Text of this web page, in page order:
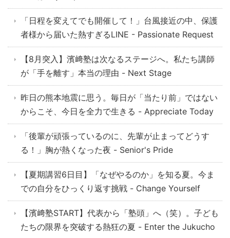
「日程を変えてでも開催して！」台風接近の中、保護
者様から届いた熱すぎるLINE - Passionate Request
【8月突入】濱﨑塾は次なるステージへ。私たち講師
が「手を離す」本当の理由 - Next Stage
昨日の熊本地震に思う。毎日が「当たり前」ではない
からこそ、今日を全力で生きる - Appreciate Today
「後輩が頑張っているのに、先輩が止まってどうす
る！」胸が熱くなった夜 - Senior's Pride
【夏期講習6日目】「なぜやるのか」を知る夏。今ま
での自分をひっくり返す挑戦 - Change Yourself
【濱﨑塾START】代表から「塾頭」へ（笑）。子ども
たちの限界を突破する熱狂の夏 - Enter the Jukucho